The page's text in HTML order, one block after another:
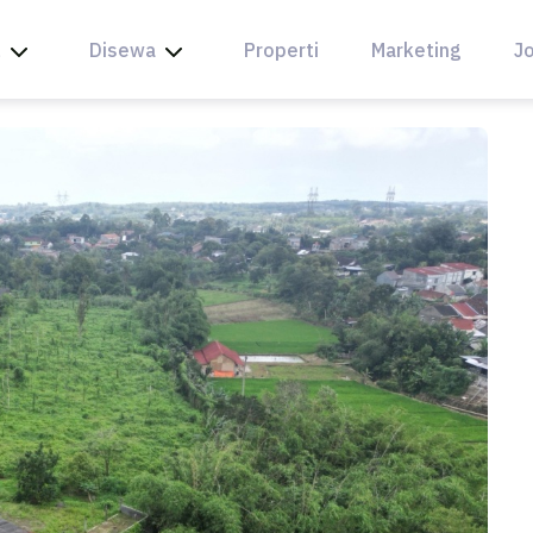
Disewa Properti Marketing